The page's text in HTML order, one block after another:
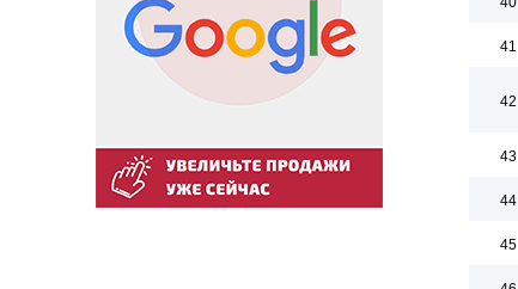
41
42
43
44
45